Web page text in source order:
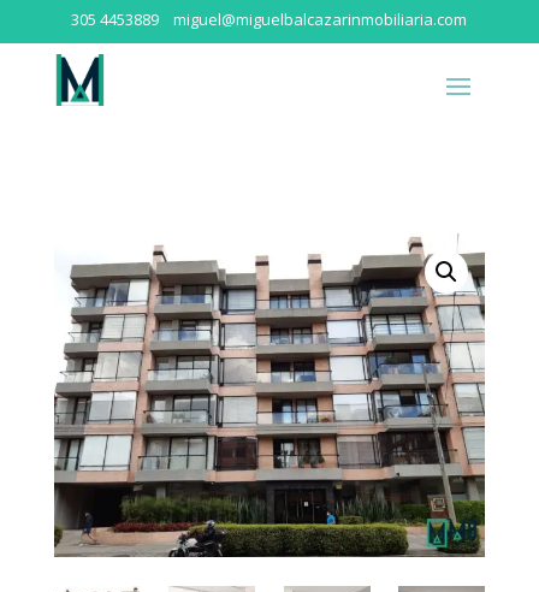
305 4453889miguel@miguelbalcazarinmobiliaria.com